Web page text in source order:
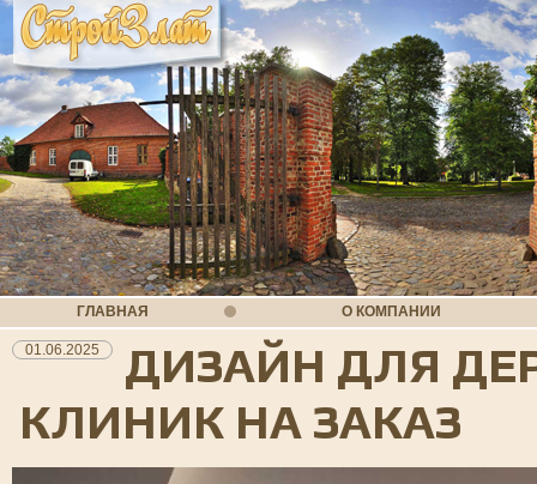
ГЛАВНАЯ О КОМПАНИИ
01.06.2025
ДИЗАЙН ДЛЯ
КЛИНИК НА ЗАКАЗ